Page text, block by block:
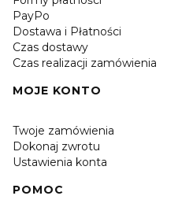
PayPo
Dostawa i Płatności
Czas dostawy
Czas realizacji zamówienia
MOJE KONTO
Twoje zamówienia
Dokonaj zwrotu
Ustawienia konta
POMOC